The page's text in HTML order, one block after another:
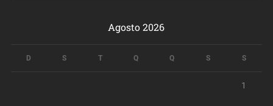
Agosto 2026
D S T Q Q S S
1